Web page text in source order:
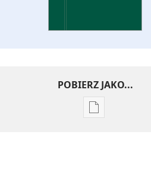
POBIERZ JAKO...
Ustawienia